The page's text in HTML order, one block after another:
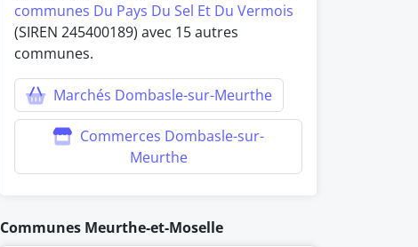
communes Du Pays Du Sel Et Du Vermois
(SIREN 245400189) avec 15 autres
communes.
Marchés Dombasle-sur-Meurthe
Commerces Dombasle-sur-
Meurthe
Communes Meurthe-et-Moselle